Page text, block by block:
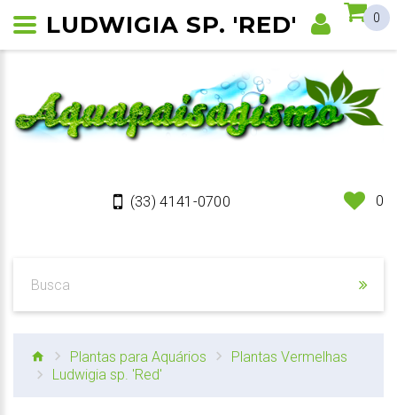
(33) 4141-0700 0
0
Plantas para Aquários
Plantas Vermelhas
Ludwigia sp. 'Red'
LUDWIGIA SP. 'RED'